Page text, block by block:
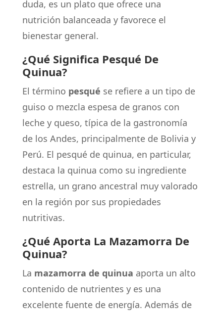
duda, es un plato que ofrece una
nutrición balanceada y favorece el
bienestar general.
¿Qué Significa Pesqué De
Quinua?
El término pesqué se refiere a un tipo de
guiso o mezcla espesa de granos con
leche y queso, típica de la gastronomía
de los Andes, principalmente de Bolivia y
Perú. El pesqué de quinua, en particular,
destaca la quinua como su ingrediente
estrella, un grano ancestral muy valorado
en la región por sus propiedades
nutritivas.
¿Qué Aporta La Mazamorra De
Quinua?
La mazamorra de quinua aporta un alto
contenido de nutrientes y es una
excelente fuente de energía. Además de